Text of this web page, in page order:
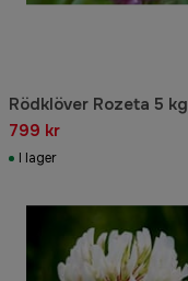
Rödklöver Rozeta 5 kg
799 kr
I lager